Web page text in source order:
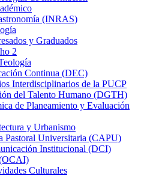
(INRAS)
y Graduados
2
Continua (DEC)
Interdisciplinarios de la PUCP
del Talento Humano (DGTH)
de Planeamiento y Evaluación
y Urbanismo
Pastoral Universitaria (CAPU)
Institucional (DCI)
Culturales